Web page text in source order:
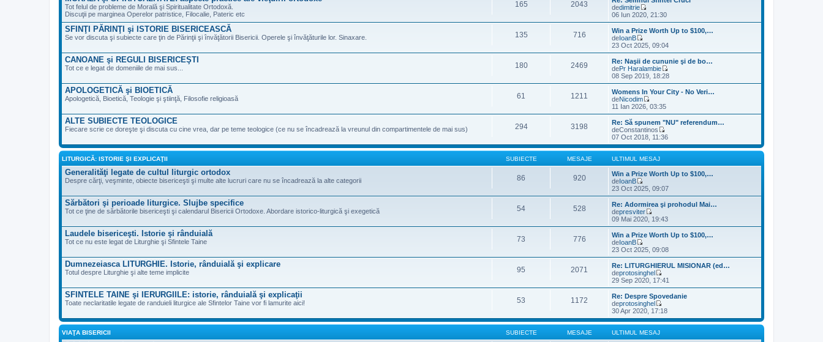
a
j
i
m
u
m
s
a
j
i
u
l
i
m
u
m
e
s
a
j
Tot felul de probleme de Morală şi Spiritualitate Ortodoxă.
Discuţii pe marginea Operelor patristice, Filocalie, Pateric etc
165 2043
dedimitrie
V
e
z
u
l
i
m
u
m
e
s
a
j
06 Iun 2020, 21:30
SFINŢI PĂRINŢI şi ISTORIE BISERICEASCĂ
Se vor discuta şi subiecte care ţin de Părinţii şi învăţătorii Bisericii. Operele şi învăţăturile lor. Sinaxare. 135 716
Win a Prize Worth Up to $100,…
deIoanB
V
e
z
i
u
l
t
i
m
u
m
e
s
a
23 Oct 2025, 09:04
CANOANE şi REGULI BISERICEŞTI
Tot ce e legat de domeniile de mai sus... 180 2469
Re: Naşii de cununie şi de bo…
dePr Haralambie
V
e
z
i
t
i
l
s
a
j
08 Sep 2019, 18:28
APOLOGETICĂ şi BIOETICĂ
Apologetică, Bioetică, Teologie şi ştiinţă, Filosofie religioasă 61 1211
Womens In Your City - No Veri…
deNicodim
V
e
z
i
u
t
i
u
l
m
e
a
j
11 Ian 2026, 03:35
ALTE SUBIECTE TEOLOGICE
Fiecare scrie ce doreşte şi discuta cu cine vrea, dar pe teme teologice (ce nu se încadrează la vreunul din compartimentele de mai sus) 294 3198
Re: Să spunem "NU" referendum…
deConstantinos
V
e
z
u
l
i
m
u
l
m
e
s
a
j
07 Oct 2018, 11:36
LITURGICĂ: ISTORIE ŞI EXPLICAŢII SUBIECTE MESAJE ULTIMUL MESAJ
Generalităţi legate de cultul liturgic ortodox
Despre cărţi, veşminte, obiecte bisericeşti şi multe alte lucruri care nu se încadrează la alte categorii 86 920
Win a Prize Worth Up to $100,…
deIoanB
V
e
z
i
u
l
i
m
u
m
e
s
a
j
23 Oct 2025, 09:07
Sărbători şi perioade liturgice. Slujbe specifice
Tot ce ţine de sărbătorile bisericeşti şi calendarul Bisericii Ortodoxe. Abordare istorico-liturgică şi exegetică 54 528
Re: Adormirea şi prohodul Mai…
depresviter
V
e
z
i
u
l
t
m
u
m
e
s
a
09 Mai 2020, 19:43
Laudele bisericeşti. Istorie şi rânduială
Tot ce nu este legat de Liturghie şi Sfintele Taine 73 776
Win a Prize Worth Up to $100,…
deIoanB
V
e
z
i
u
l
i
m
u
l
m
e
23 Oct 2025, 09:08
Dumnezeiasca LITURGHIE. Istorie, rânduială şi explicare
Totul despre Liturghie şi alte teme implicite 95 2071
Re: LITURGHIERUL MISIONAR (ed…
deprotosinghel
V
e
z
u
l
t
29 Sep 2020, 17:41
SFINTELE TAINE şi IERURGIILE: istorie, rânduială şi explicaţii
Toate neclaritatile legate de randuieli liturgice ale Sfintelor Taine vor fi lamurite aici! 53 1172
Re: Despre Spovedanie
deprotosinghel
V
e
z
u
30 Apr 2020, 17:18
VIAŢA BISERICII SUBIECTE MESAJE ULTIMUL MESAJ